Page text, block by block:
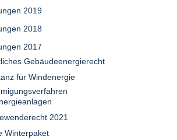
2019
2018
2017
Gebäudeenergierecht
für Windenergie
2021
Winterpaket